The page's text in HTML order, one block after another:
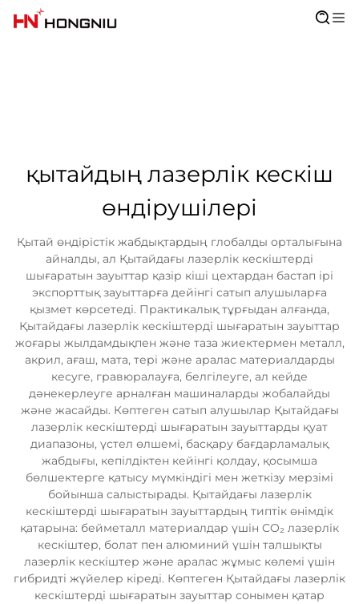
қытайдың лазерлік кескіш
өндірушілері
Қытай өндірістік жабдықтардың глобалды орталығына
айналды, ал Қытайдағы лазерлік кескіштерді
шығаратын зауыттар қазір кіші цехтардан бастап ірі
экспорттық зауыттарға дейінгі сатып алушыларға
қызмет көрсетеді. Практикалық тұрғыдан алғанда,
Қытайдағы лазерлік кескіштерді шығаратын зауыттар
жоғары жылдамдықпен және таза жиектермен металл,
акрил, ағаш, мата, тері және аралас материалдарды
кесуге, гравюралауға, белгілеуге, ал кейде
дәнекерлеуге арналған машиналарды жобалайды
және жасайды. Көптеген сатып алушылар Қытайдағы
лазерлік кескіштерді шығаратын зауыттарды қуат
диапазоны, үстел өлшемі, басқару бағдарламалық
жабдығы, кепілдіктен кейінгі қолдау, қосымша
бөлшектерге қатысу мүмкіндігі мен жеткізу мерзімі
бойынша салыстырады. Қытайдағы лазерлік
кескіштерді шығаратын зауыттардың типтік өнімдік
қатарына: бейметалл материалдар үшін CO₂ лазерлік
кескіштер, болат пен алюминий үшін талшықты
лазерлік кескіштер және аралас жұмыс көлемі үшін
гибридті жүйелер кіреді. Көптеген Қытайдағы лазерлік
кескіштерді шығаратын зауыттар сонымен қатар